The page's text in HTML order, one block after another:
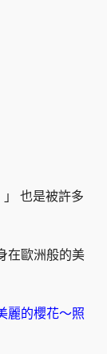
」 也是被許多
在歐洲般的美
麗的櫻花～照